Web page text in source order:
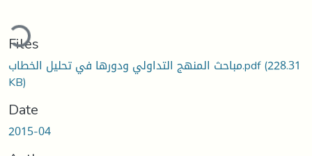
Files
مباحث المنهج التداولي ودورها في تحليل الخطاب.pdf(228.31
KB)
Date
2015-04